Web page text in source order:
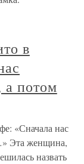
в
а потом
«Сначала нас
Эта женщина,
назвать